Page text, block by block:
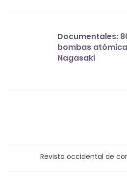
Documentales:
bombas
Nagasaki
Revista occidental de